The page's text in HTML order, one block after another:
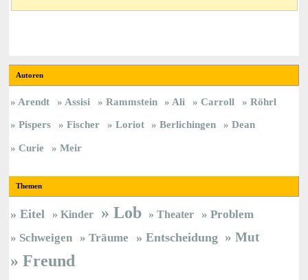
Autoren
Arendt Assisi Rammstein Ali Carroll
Röhrl
Pispers
Fischer Loriot Berlichingen
Dean
Curie
Meir
Themen
Eitel Kinder Lob Theater
Problem
Schweigen
Träume Entscheidung Mut
Freund